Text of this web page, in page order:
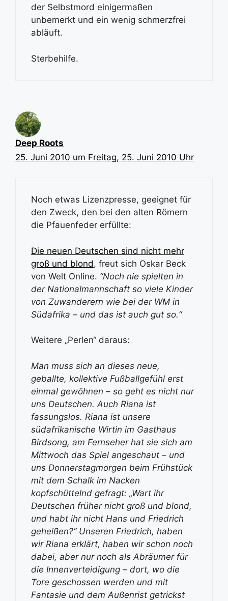
der Selbstmord einigermaßen
unbemerkt und ein wenig schmerzfrei
abläuft.
Sterbehilfe.
Deep Roots
25. Juni 2010 um Freitag, 25. Juni 2010 Uhr
Noch etwas Lizenzpresse, geeignet für
den Zweck, den bei den alten Römern
die Pfauenfeder erfüllte:
Die neuen Deutschen sind nicht mehr
groß und blond, freut sich Oskar Beck
von Welt Online. “Noch nie spielten in
der Nationalmannschaft so viele Kinder
von Zuwanderern wie bei der WM in
Südafrika – und das ist auch gut so.“
Weitere „Perlen“ daraus:
Man muss sich an dieses neue,
geballte, kollektive Fußballgefühl erst
einmal gewöhnen – so geht es nicht nur
uns Deutschen. Auch Riana ist
fassungslos. Riana ist unsere
südafrikanische Wirtin im Gasthaus
Birdsong, am Fernseher hat sie sich am
Mittwoch das Spiel angeschaut – und
uns Donnerstagmorgen beim Frühstück
mit dem Schalk im Nacken
kopfschüttelnd gefragt: „Wart ihr
Deutschen früher nicht groß und blond,
und habt ihr nicht Hans und Friedrich
geheißen?“ Unseren Friedrich, haben
wir Riana erklärt, haben wir schon noch
dabei, aber nur noch als Abräumer für
die Innenverteidigung – dort, wo die
Tore geschossen werden und mit
Fantasie und dem Außenrist getrickst